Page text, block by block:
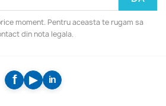
moment. Pentru aceasta te rugam sa
din nota legala.